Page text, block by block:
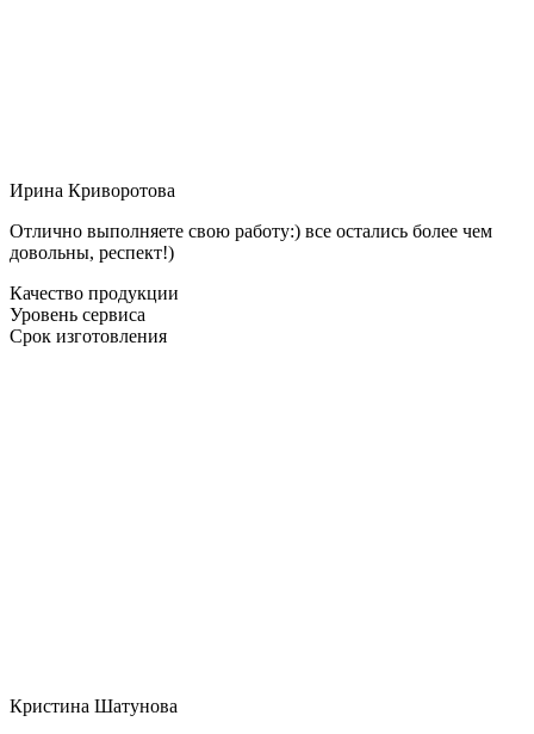
Ирина Криворотова
Отлично выполняете свою работу:) все остались более чем
довольны, респект!)
Качество продукции
Уровень сервиса
Срок изготовления
Кристина Шатунова